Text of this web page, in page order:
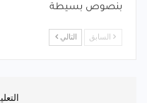
بنصوص بسيطة
السابق التالي